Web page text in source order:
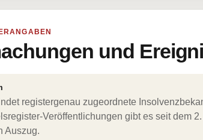
und
registergenau zugeordnete
Veröffentlichungen gibt es seit dem
Auszug.